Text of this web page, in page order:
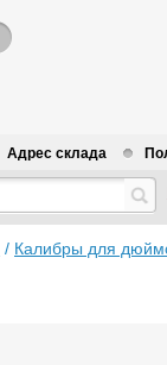
Адрес склада
/ Калибры для